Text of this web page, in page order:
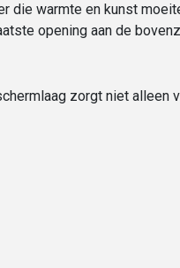
die warmte en kunst
opening aan de
zorgt niet alleen